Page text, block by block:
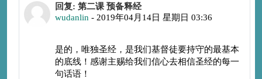
回复余灵那
回复: 第二课 预备释经
wudanlin - 2019年04月14日 星期日 03:36
是的，唯独圣经，是我们基督徒要持守的最基本
的底线！感谢主赐给我们信心去相信圣经的每一
句话语！